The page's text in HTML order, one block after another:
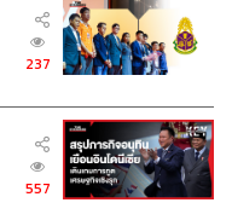
237
557